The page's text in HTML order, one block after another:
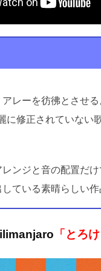
レーを彷彿とさせ
に修正されていない
ンジと音の配置だ
ている素晴らしい作
「とろけ